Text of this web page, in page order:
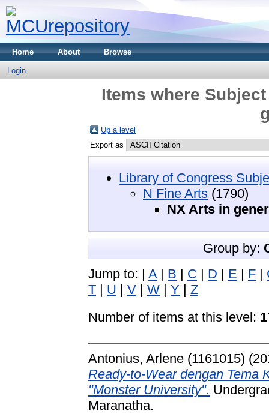
Home About Browse
Login
Items where
Up a level
Export as
Library of Congress
N Fine Arts (1790)
NX Arts in
Group by:
Jump to: | A | B | C | D | E | F |
T | U | V | W | Y | Z
Number of items at this level:
Antonius, Arlene (1161015)
Ready-to-Wear dengan Tema
"Monster University".
Maranatha.